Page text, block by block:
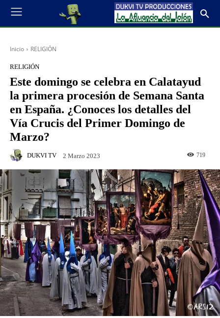
Inicio RELIGIÓN
RELIGIÓN
Este domingo se celebra en Calatayud
la primera procesión de Semana Santa
en España. ¿Conoces los detalles del
Vía Crucis del Primer Domingo de
Marzo?
DUKVI TV 2 Marzo 2023 719